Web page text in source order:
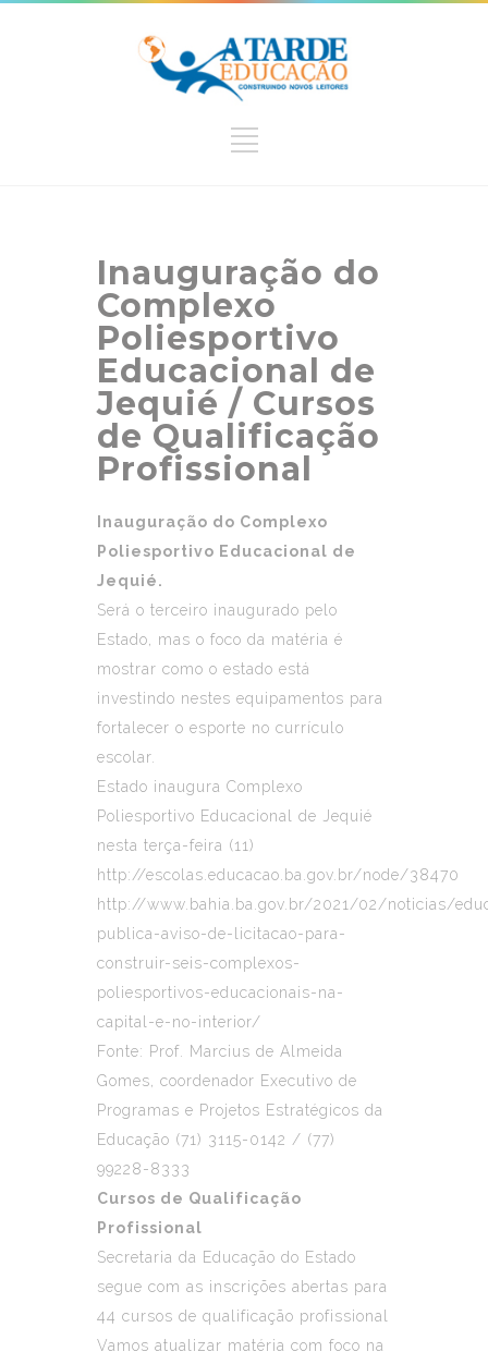
Inauguração do
Complexo
Poliesportivo
Educacional de
Jequié / Cursos
de Qualificação
Profissional
Inauguração do Complexo
Poliesportivo Educacional de
Jequié.
Será o terceiro inaugurado pelo
Estado, mas o foco da matéria é
mostrar como o estado está
investindo nestes equipamentos para
fortalecer o esporte no currículo
escolar.
Estado inaugura Complexo
Poliesportivo Educacional de Jequié
nesta terça-feira (11)
http://escolas.educacao.ba.gov.br/node/38470
http://www.bahia.ba.gov.br/2021/02/noticias/
publica-aviso-de-licitacao-para-
construir-seis-complexos-
poliesportivos-educacionais-na-
capital-e-no-interior/
Fonte: Prof. Marcius de Almeida
Gomes, coordenador Executivo de
Programas e Projetos Estratégicos da
Educação (71) 3115-0142 / (77)
99228-8333
Cursos de Qualificação
Profissional
Secretaria da Educação do Estado
segue com as inscrições abertas para
44 cursos de qualificação profissional
Vamos atualizar matéria com foco na